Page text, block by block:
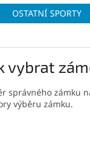
OSTATNÍ SPORTY
vybrat
správného zámku
výběru zámku.